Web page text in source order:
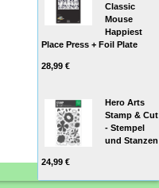
Classic
Mouse
Happiest
Place Press + Foil Plate
28,99 €
Hero Arts
Stamp & Cut
- Stempel
und Stanzen
24,99 €